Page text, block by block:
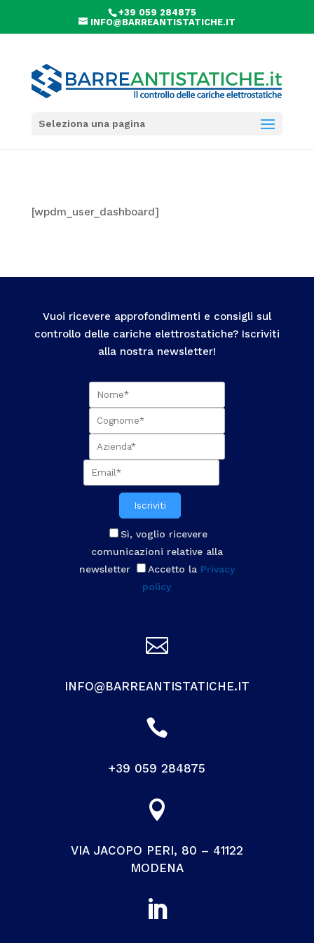
+39 059 284875
INFO@BARREANTISTATICHE.IT
Seleziona una pagina
[wpdm_user_dashboard]
Vuoi ricevere approfondimenti e consigli sul
controllo delle cariche elettrostatiche? Iscriviti
alla nostra newsletter!
Iscriviti
Sì, voglio ricevere
comunicazioni relative alla
newsletter
Accetto la Privacy
policy

INFO@BARREANTISTATICHE.IT

+39 059 284875

VIA JACOPO PERI, 80 – 41122
MODENA
